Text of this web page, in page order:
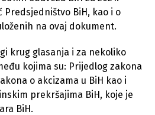
BiH, kao i o
na ovaj dokument.
krug glasanja i za nekoliko
kojima su: Prijedlog zakona
o akcizama u BiH kao i
prekršajima BiH, koje je
BiH.